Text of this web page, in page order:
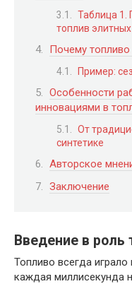
Таблица 1.
топлив
Почему
Пример:
Особенности
инновациями в
От
синтетике
Авторское
Заключение
Введение в роль
Топливо всегда
каждая миллисекунда